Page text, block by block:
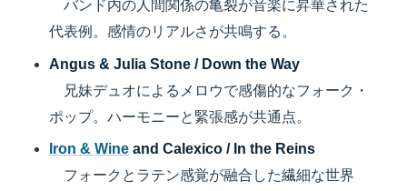
バンド内の人間関係の亀裂が音楽に昇華された
代表例。感情のリアルさが共鳴する。
Angus & Julia Stone / Down the Way
兄妹デュオによるメロウで感傷的なフォーク・
ポップ。ハーモニーと緊張感が共通点。
Iron & Wine and Calexico / In the Reins
フォークとラテン感覚が融合した繊細な世界